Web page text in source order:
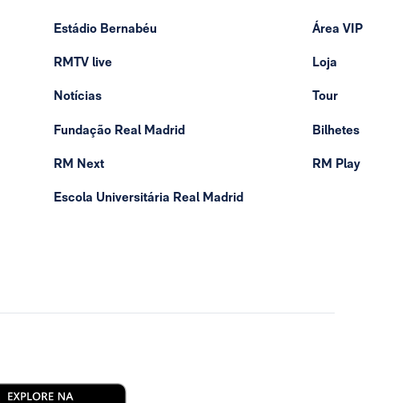
Estádio Bernabéu
RMTV live
Notícias
Fundação Real Madrid
RM Next
Escola Universitária Real Madrid
Área VIP
Loja
Tour
Bilhetes
RM Play